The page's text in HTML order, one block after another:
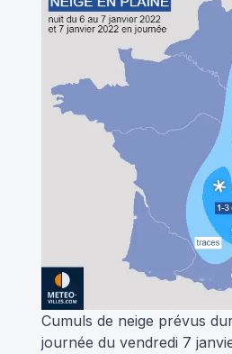
Cumuls de neige prévus
journée du vendredi 7